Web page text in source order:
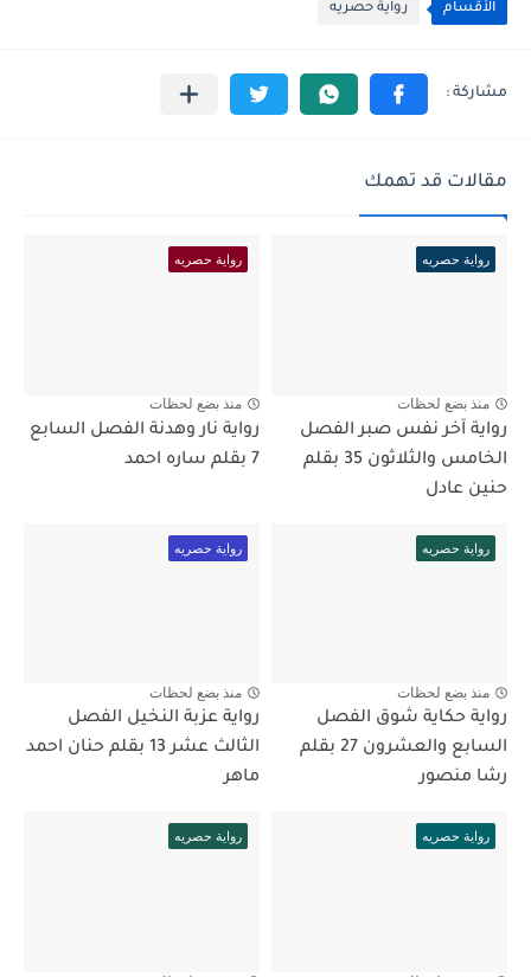
الأقسام رواية حصريه
مقالات قد تهمك
رواية حصريه
منذ بضع لحظات
رواية آخر نفس صبر الفصل
الخامس والثلاثون 35 بقلم
حنين عادل
رواية حصريه
منذ بضع لحظات
رواية نار وهدنة الفصل السابع
7 بقلم ساره احمد
رواية حصريه
منذ بضع لحظات
رواية حكاية شوق الفصل
السابع والعشرون 27 بقلم
رشا منصور
رواية حصريه
منذ بضع لحظات
رواية عزبة النخيل الفصل
الثالث عشر 13 بقلم حنان احمد
ماهر
رواية حصريه رواية حصريه